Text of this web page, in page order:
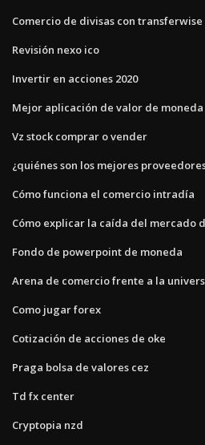
Comercio de divisas con transferwise
Revisión nexo ico
Invertir en acciones 2020
Mejor aplicación de valor de moneda
Vz stock comprar o vender
¿quiénes son los mejores
Cómo funciona el comercio intradía
Cómo explicar la caída del mercado
Fondo de powerpoint de moneda
Arena de comercio frente a la
Como jugar forex
Cotización de acciones de oke
Praga bolsa de valores cez
Td fx center
Cryptopia nzd